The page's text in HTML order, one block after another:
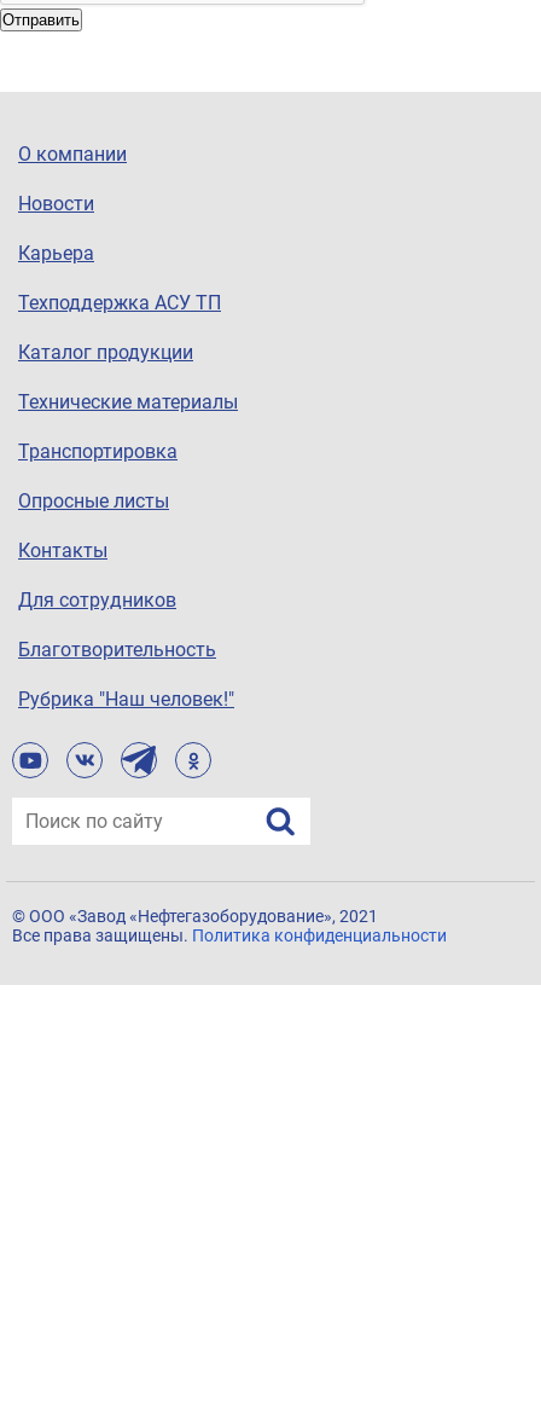
Отправить
О компании
Новости
Карьера
Техподдержка АСУ ТП
Каталог продукции
Технические материалы
Транспортировка
Опросные листы
Контакты
Для сотрудников
Благотворительность
Рубрика "Наш человек!"
© ООО «Завод «Нефтегазоборудование», 2021
Все права защищены. Политика конфиденциальности